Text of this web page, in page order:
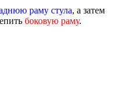
раму стула, а затем
боковую раму.